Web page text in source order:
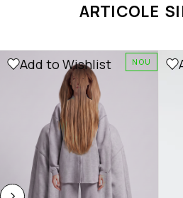
ARTICOLE
NOU
Add to Wishlist